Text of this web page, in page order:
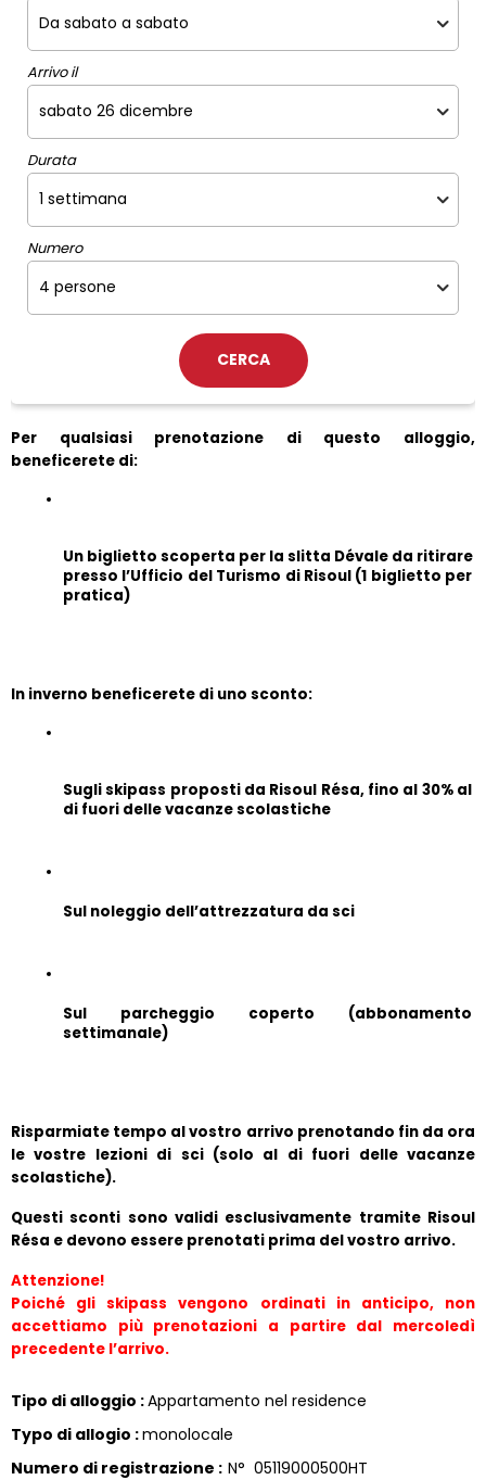
Arrivo il
Durata
Numero
Per qualsiasi prenotazione di questo alloggio,
beneficerete di:
Un biglietto scoperta per la slitta Dévale da ritirare
presso l’Ufficio del Turismo di Risoul (1 biglietto per
pratica)
In inverno beneficerete di uno sconto:
Sugli skipass proposti da Risoul Résa, fino al 30% al
di fuori delle vacanze scolastiche
Sul noleggio dell’attrezzatura da sci
Sul parcheggio coperto (abbonamento
settimanale)
Risparmiate tempo al vostro arrivo prenotando fin da ora
le vostre lezioni di sci (solo al di fuori delle vacanze
scolastiche).
Questi sconti sono validi esclusivamente tramite Risoul
Résa e devono essere prenotati prima del vostro arrivo.
Attenzione!
Poiché gli skipass vengono ordinati in anticipo, non
accettiamo più prenotazioni a partire dal mercoledì
precedente l’arrivo.
Tipo di alloggio :Appartamento nel residence
Typo di allogio :monolocale
Numero di registrazione : N° 05119000500HT